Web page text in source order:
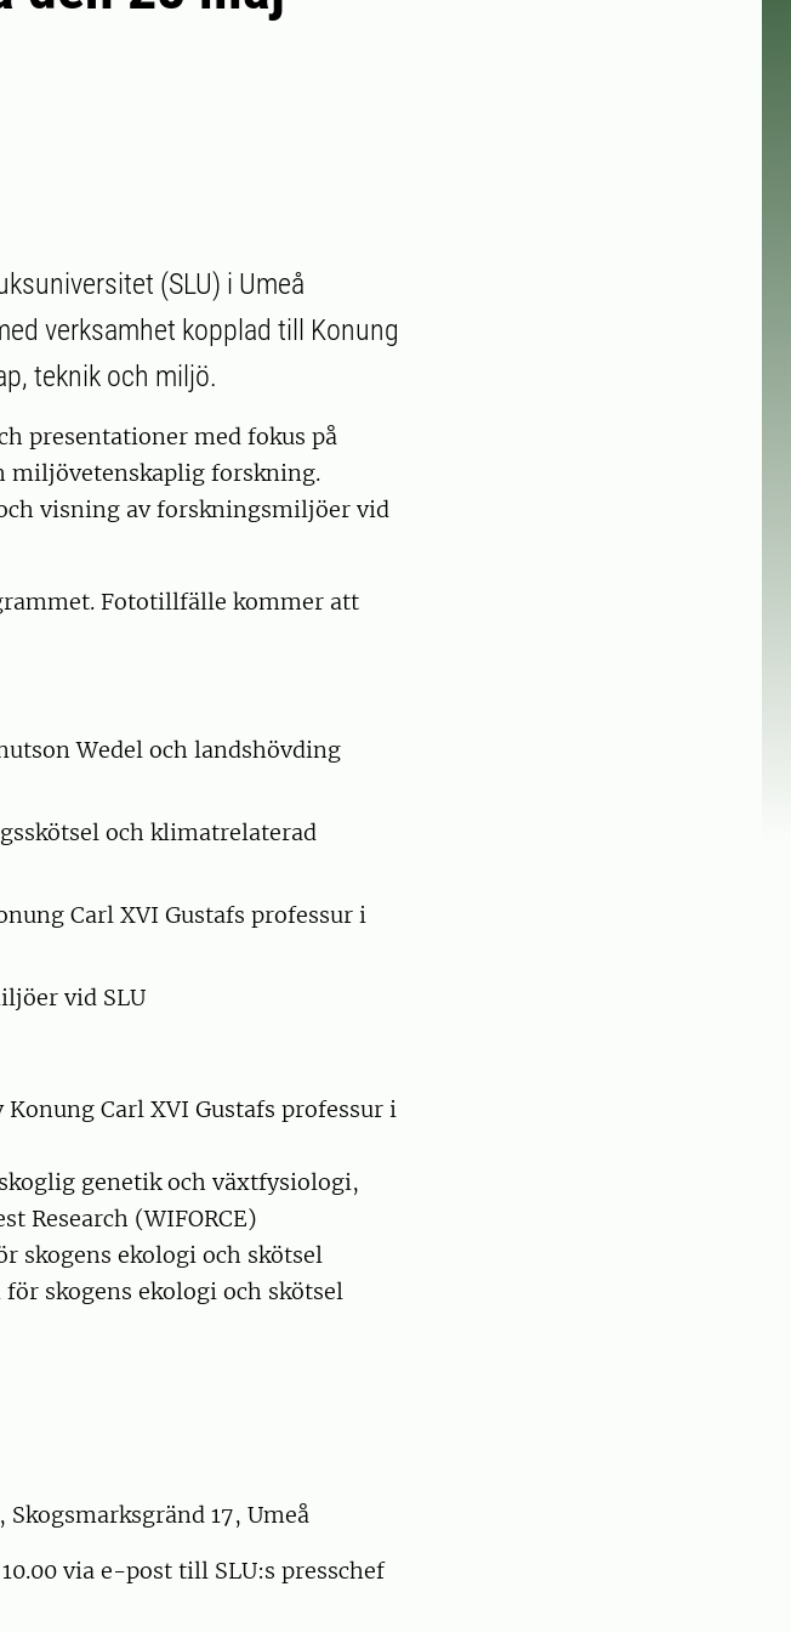
(SLU) i Umeå
verksamhet kopplad till Konung
teknik och miljö.
presentationer med fokus på
miljövetenskaplig forskning.
visning av forskningsmiljöer vid
Fototillfälle kommer att
Wedel och landshövding
och klimatrelaterad
Carl XVI Gustafs professur i
vid SLU
Carl XVI Gustafs professur i
genetik och växtfysiologi,
Research (WIFORCE)
skogens ekologi och skötsel
skogens ekologi och skötsel
17, Umeå
via e-post till SLU:s presschef